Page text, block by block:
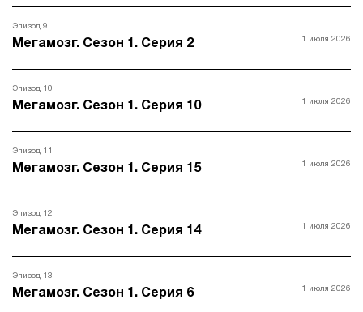
Эпизод 9
Мегамозг. Сезон 1. Серия 2 1 июля 2026
Эпизод 10
Мегамозг. Сезон 1. Серия 10 1 июля 2026
Эпизод 11
Мегамозг. Сезон 1. Серия 15 1 июля 2026
Эпизод 12
Мегамозг. Сезон 1. Серия 14 1 июля 2026
Эпизод 13
Мегамозг. Сезон 1. Серия 6 1 июля 2026